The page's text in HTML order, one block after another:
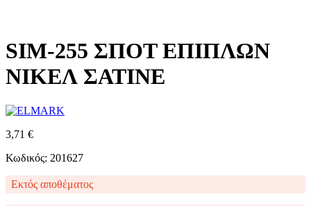
SIM-255 ΣΠΟΤ ΕΠΙΠΛΩΝ
ΝΙΚΕΛ ΣΑΤΙΝΕ
3,71 €
Κωδικός: 201627
Εκτός αποθέματος